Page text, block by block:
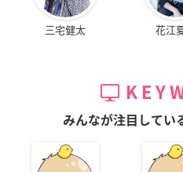
三宅健太 花江
みんなが注目してい